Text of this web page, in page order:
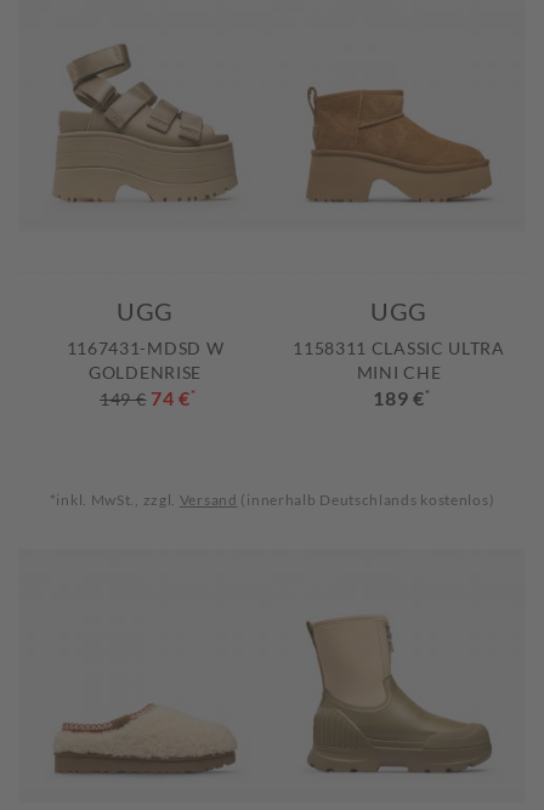
UGG
1167431-MDSD W
GOLDENRISE
149 € 74 €*
UGG
1158311 CLASSIC ULTRA
MINI CHE
189 €*
*inkl. MwSt., zzgl. Versand (innerhalb Deutschlands kostenlos)